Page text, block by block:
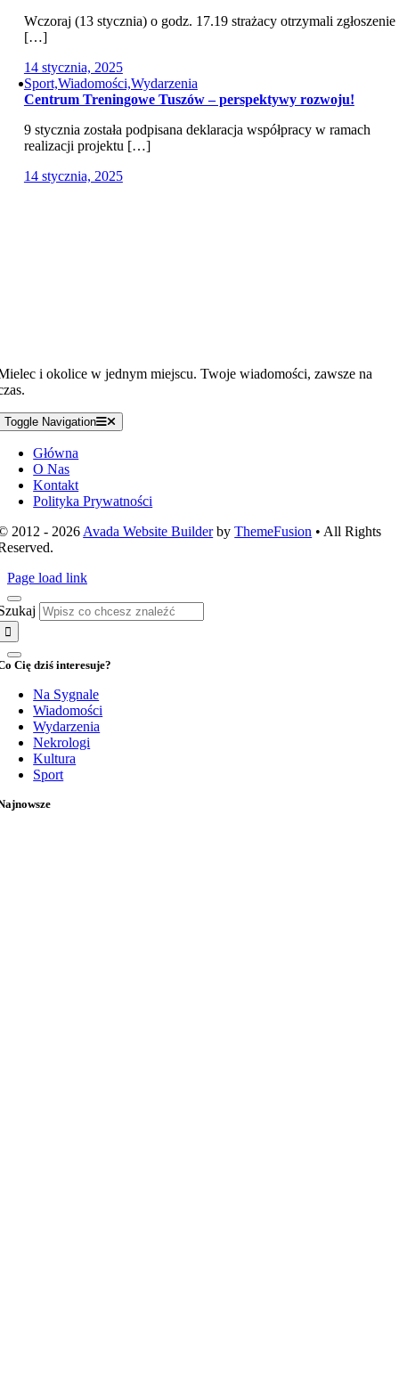
Wczoraj (13 stycznia) o godz. 17.19 strażacy otrzymali zgłoszenie
[…]
14 stycznia, 2025
Sport,Wiadomości,Wydarzenia
Centrum Treningowe Tuszów – perspektywy rozwoju!
9 stycznia została podpisana deklaracja współpracy w ramach
realizacji projektu […]
14 stycznia, 2025
i okolice w jednym miejscu. Twoje wiadomości, zawsze na
Toggle Navigation
Główna
O Nas
Kontakt
Polityka Prywatności
2012 - 2026 Avada Website BuilderbyThemeFusion • All Rights
Page load link
Cię dziś interesuje?
Na Sygnale
Wiadomości
Wydarzenia
Nekrologi
Kultura
Sport